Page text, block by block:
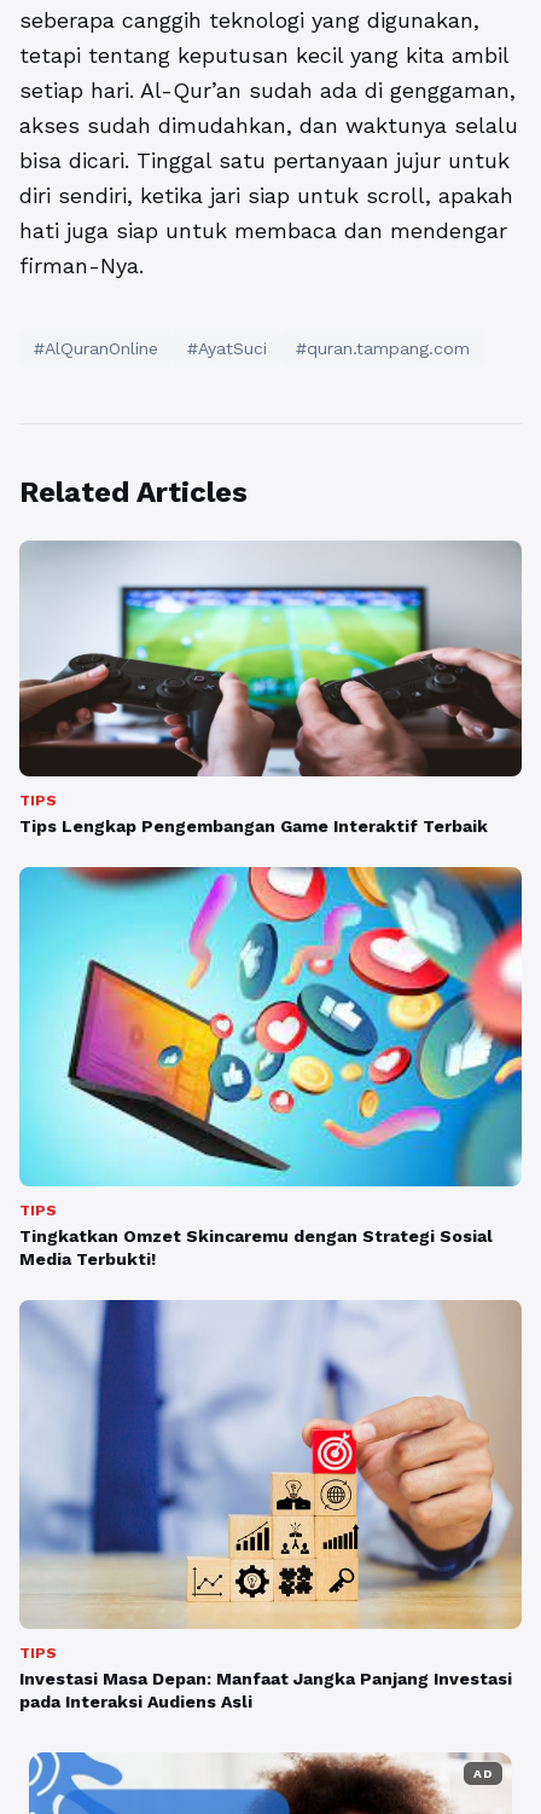
seberapa canggih teknologi yang digunakan,
tetapi tentang keputusan kecil yang kita ambil
setiap hari. Al-Qur’an sudah ada di genggaman,
akses sudah dimudahkan, dan waktunya selalu
bisa dicari. Tinggal satu pertanyaan jujur untuk
diri sendiri, ketika jari siap untuk scroll, apakah
hati juga siap untuk membaca dan mendengar
firman-Nya.
#AlQuranOnline #AyatSuci #quran.tampang.com
Related Articles
TIPS
Tips Lengkap Pengembangan Game Interaktif Terbaik
TIPS
Tingkatkan Omzet Skincaremu dengan Strategi Sosial
Media Terbukti!
TIPS
Investasi Masa Depan: Manfaat Jangka Panjang Investasi
pada Interaksi Audiens Asli
AD